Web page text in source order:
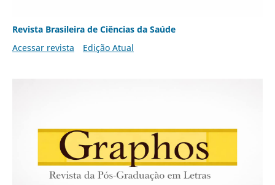
Revista Brasileira de Ciências da Saúde
Acessar revista
Edição Atual